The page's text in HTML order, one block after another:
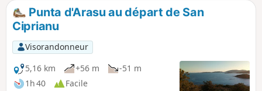
Punta d'Arasu au départ de San
Ciprianu
Visorandonneur
5,16 km
+56 m
-51 m
1h 40
Facile